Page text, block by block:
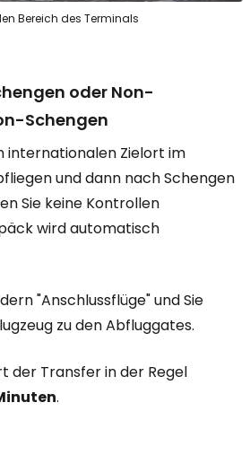
Bereich des Terminals
oder Non-
Schengen
internationalen Zielort im
und dann nach Schengen
Sie keine Kontrollen
wird automatisch
"Anschlussflüge" und Sie
zu den Abfluggates.
der Transfer in der Regel
.